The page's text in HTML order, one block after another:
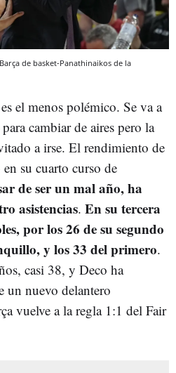
de basket-Panathinaikos de la
el menos polémico. Se va a
cambiar de aires pero la
a irse. El rendimiento de
su cuarto curso de
de ser un mal año, ha
asistencias. En su tercera
por los 26 de su segundo
y los 33 del primero.
casi 38, y Deco ha
un nuevo delantero
vuelve a la regla 1:1 del Fair